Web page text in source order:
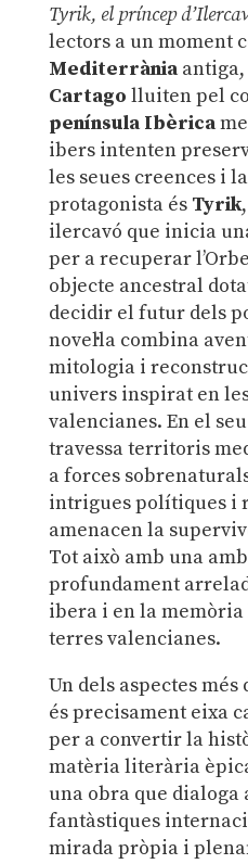
Tyrik, el príncep
lectors a un moment
Mediterràniaantiga,
Cartago lluiten pel
península Ibèrica
ibers intenten
les seues creences i
protagonista és Tyrik
ilercavó que inicia
per a recuperar
objecte ancestral
decidir el futur dels
novel·la combina
mitologia i
univers inspirat en
valencianes. En el
travessa territoris
a forces
intrigues polítiques i
amenacen la
Tot això amb una
profundament
ibera i en la
terres valencianes.
Un dels aspectes
és precisament eixa
per a convertir la
matèria literària
una obra que dialoga
fantàstiques
mirada pròpia i